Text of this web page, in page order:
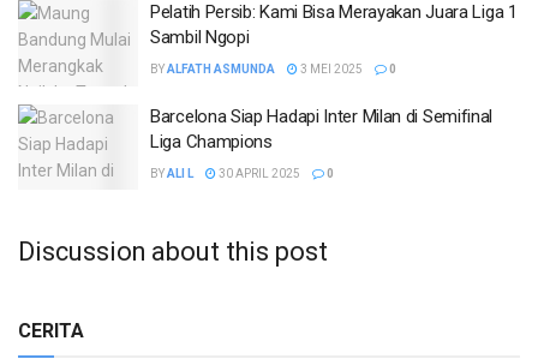
Pelatih Persib: Kami Bisa Merayakan Juara Liga 1
Sambil Ngopi
BYALFATH ASMUNDA 3 MEI 2025 0
Barcelona Siap Hadapi Inter Milan di Semifinal
Liga Champions
BYALI L 30 APRIL 2025 0
Discussion about this post
CERITA